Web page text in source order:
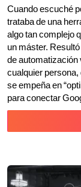
Cuando escuché
trataba de una
algo tan complejo
un máster.
de automatización
cualquier
se empeña en
para conectar